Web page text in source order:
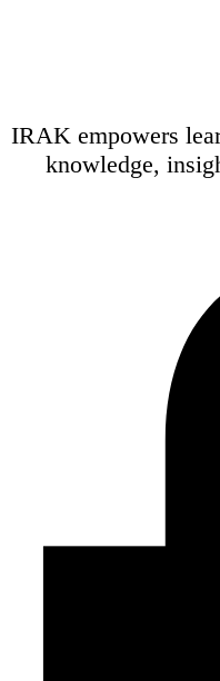
IRAK empowers
knowledge,